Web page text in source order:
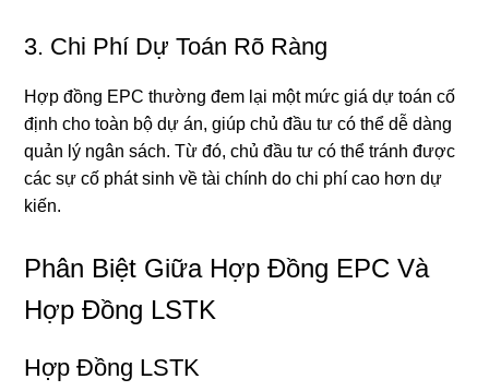
3. Chi Phí Dự Toán Rõ Ràng
Hợp đồng EPC thường đem lại một mức giá dự toán cố
định cho toàn bộ dự án, giúp chủ đầu tư có thể dễ dàng
quản lý ngân sách. Từ đó, chủ đầu tư có thể tránh được
các sự cố phát sinh về tài chính do chi phí cao hơn dự
kiến.
Phân Biệt Giữa Hợp Đồng EPC Và
Hợp Đồng LSTK
Hợp Đồng LSTK